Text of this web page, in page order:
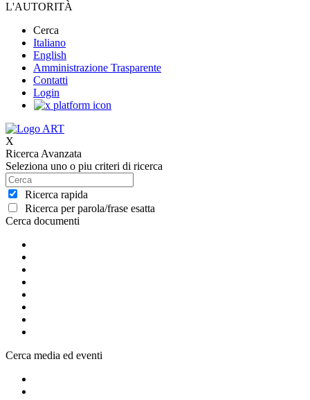
L'AUTORITÀ
Cerca
Italiano
English
Amministrazione Trasparente
Contatti
Login
X
Ricerca Avanzata
Seleziona uno o piu criteri di ricerca
Ricerca rapida
Ricerca per parola/frase esatta
Cerca documenti
Cerca media ed eventi